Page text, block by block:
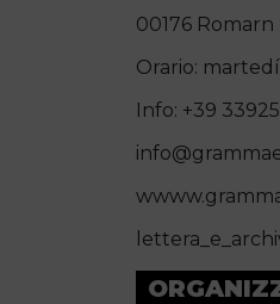
00176 Romarn
Orario:
Info: +39